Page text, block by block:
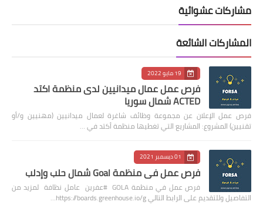
مشاركات عشوائية
المشاركات الشائعة
19 مايو 2022
فرص عمل عمال ميدانيين لدى منظمة اكتد
ACTED شمال سوريا
فرص عمل الإعلان عن مجموعة وظائف شاغرة لعمال ميدانيين (مهنيين و/أو
تقنيين) المشروع: المشاريع التي تغطيها منظمة أكتد في …
01 ديسمبر 2021
فرص عمل في منظمة Goal شمال حلب وإدلب
فرص عمل في منظمة GOLA #عفرين عامل نظافة لمزيد من
التفاصيل وللتقديم على الرابط التالي https://boards.greenhouse.io/g…